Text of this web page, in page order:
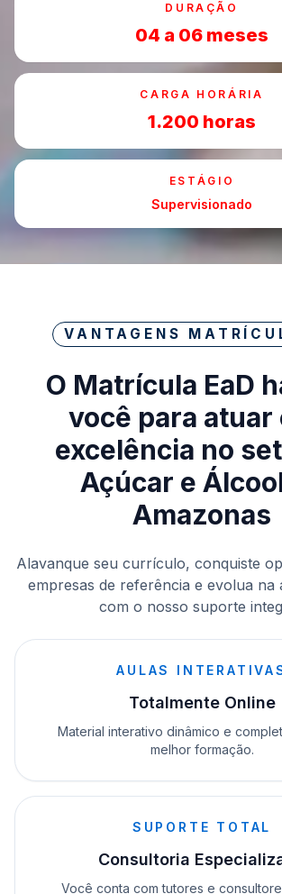
DURAÇÃO
04 a 06 meses
CARGA HORÁRIA
1.200 horas
ESTÁGIO
Supervisionado
VANTAGENS
O Matrícula EaD
você para atuar
excelência no
Açúcar e
Amazonas
Alavanque seu currículo, conquiste
empresas de referência e evolua na
com o nosso suporte
AULAS
Totalmente Online
Material interativo dinâmico e
melhor formação.
SUPORTE TOTAL
Consultoria
Você conta com tutores e